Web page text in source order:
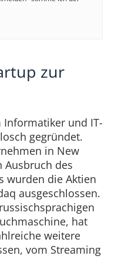
zur
Informatiker und IT-
gegründet.
in New
Ausbruch des
wurden die Aktien
ausgeschlossen.
hat
weitere
vom Streaming